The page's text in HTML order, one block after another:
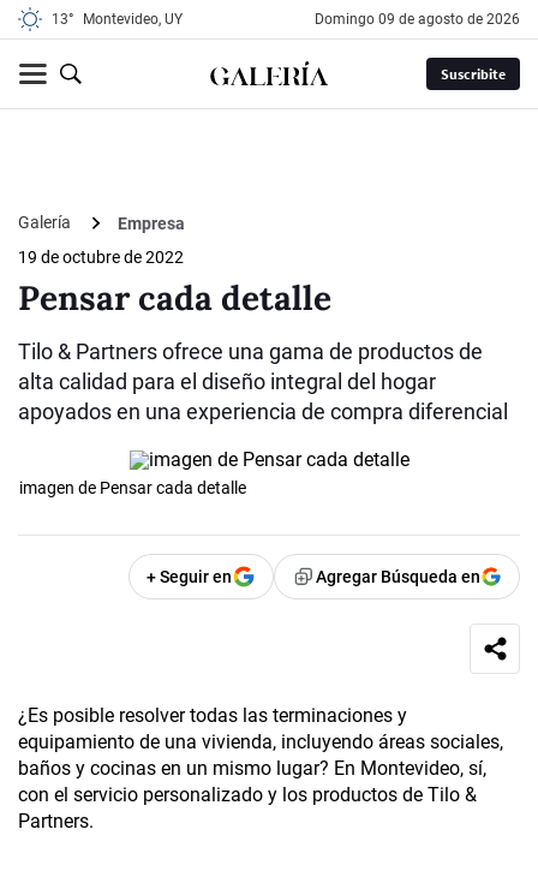
13° Montevideo, UY domingo 09 de agosto de 2026
Suscribite
Galería
Empresa
19 de octubre de 2022
Pensar cada detalle
Tilo & Partners ofrece una gama de productos de
alta calidad para el diseño integral del hogar
apoyados en una experiencia de compra diferencial
imagen de Pensar cada detalle
+ Seguir en Agregar Búsqueda en
¿Es posible resolver todas las terminaciones y
equipamiento de una vivienda, incluyendo áreas sociales,
baños y cocinas en un mismo lugar? En Montevideo, sí,
con el servicio personalizado y los productos de Tilo &
Partners.